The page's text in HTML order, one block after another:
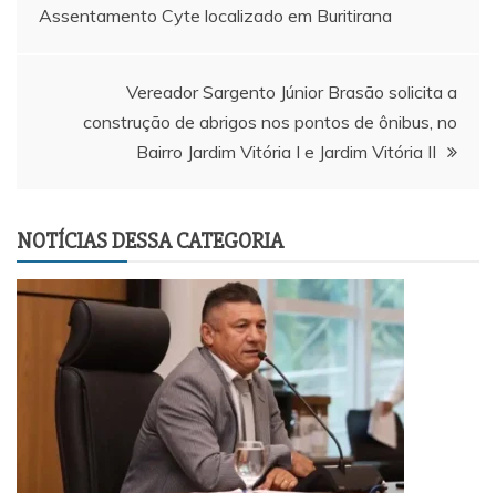
de
Assentamento Cyte localizado em Buritirana
Vereador Sargento Júnior Brasão solicita a
construção de abrigos nos pontos de ônibus, no
Bairro Jardim Vitória I e Jardim Vitória II
NOTÍCIAS DESSA CATEGORIA